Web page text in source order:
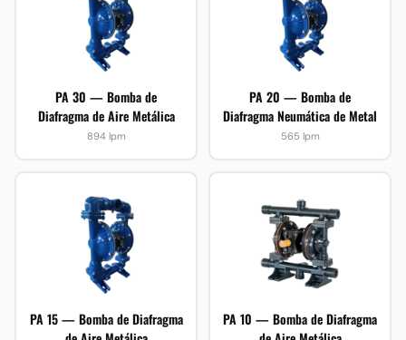
PA 30 — Bomba de
Diafragma de Aire Metálica
894 lpm
PA 20 — Bomba de
Diafragma Neumática de Metal
565 lpm
PA 15 — Bomba de Diafragma
PA 10 — Bomba de Diafragma